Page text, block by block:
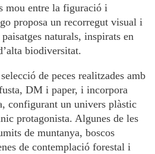
mou entre la figuració i
proposa un recorregut visual i
naturals, inspirats en
biodiversitat.
de peces realitzades amb
DM i paper, i incorpora
configurant un univers plàstic
protagonista. Algunes de les
de muntanya, boscos
de contemplació forestal i